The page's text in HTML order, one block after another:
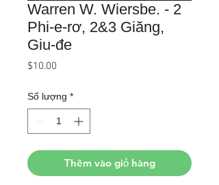
Warren W. Wiersbe. - 2
Phi-e-rơ, 2&3 Giăng,
Giu-đe
$10.00
Số lượng *
Thêm vào giỏ hàng